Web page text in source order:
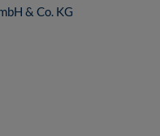
& Co. KG